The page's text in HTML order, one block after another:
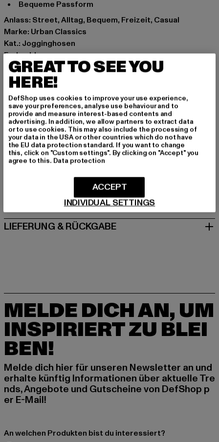
Bequeme Passform
Anlass: Street, Alltag, Bequem, Freizeit, Casual
Marke: Urban Classics
Kat.: Jogginghosen
Farbe: blau
Hersteller Farbe: olive
Materialzusammensetzung: 65% Baumwolle, 35%
Polyester
Art.Nr: TB3229-00176
Hersteller: TB International GmbH |info@tbint.de
Dr.-Robert-Murjahn-Straße 7 | 64372 Ober-Ramstadt |
DE
GRÖSSE & PASSFORM
PFLEGEHINWEISE
LIEFERUNG & RÜCKGABE
MELDE DICH AN, UM
INSPIRIERT ZU BLEI
BEN!
Melde dich hier für unseren Newsletter an und
erhalte künftig Informationen über aktuelle Tre
nds, Angebote und Gutscheine von DefShop p
er E-Mail!
An welchen Produkten bist du interessiert?
GREAT TO SEE YOU
HERE!
DefShop uses cookies to improve your use experience,
save your preferences, analyse use behaviour and to
provide and measure interest-based contents and
advertising. In addition, we allow partners to extract data
or to use cookies. This may also include the processing of
your data in the USA or other countries which do not have
the EU data protection standard. If you want to change
this, click on "Custom settings". By clicking on "Accept" you
agree to this. Data protection
INDIVIDUAL SETTINGS
ACCEPT